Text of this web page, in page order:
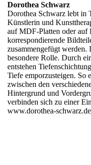
Dorothea Schwarz
Dorothea Schwarz lebt in
Künstlerin und
auf MDF-Platten oder auf
korrespondierende
zusammengefügt werden.
besondere Rolle. Durch
entstehen
Tiefe emporzusteigen. So
zwischen den
Hintergrund und
verbinden sich zu einer
www.dorothea-schwarz.de